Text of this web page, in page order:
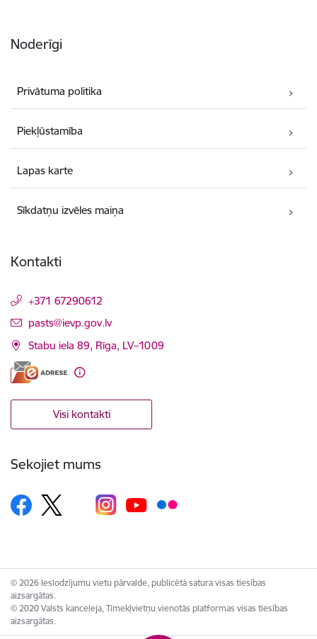
Noderīgi
Privātuma politika
Piekļūstamība
Lapas karte
Sīkdatņu izvēles maiņa
Kontakti
+371 67290612
E-pasts:
pasts@ievp.gov.lv
Stabu iela 89, Rīga, LV–1009
Visi kontakti
Sekojiet mums
© 2026 Ieslodzījumu vietu pārvalde, publicētā satura visas tiesības
aizsargātas.
© 2020 Valsts kanceleja, Tīmekļvietņu vienotās platformas visas tiesības
aizsargātas.